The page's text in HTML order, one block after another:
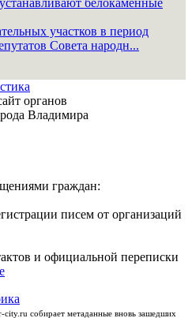
белокаменные
участков в период
Совета народн...
органов
Владимира
граждан:
писем от организаций
и официальной переписки
собирает метаданные вновь зашедших